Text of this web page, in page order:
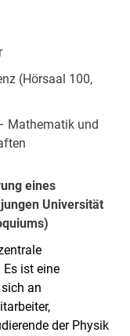
(Hörsaal 100,
Mathematik und
eines
Universität
ist eine
an
der Physik